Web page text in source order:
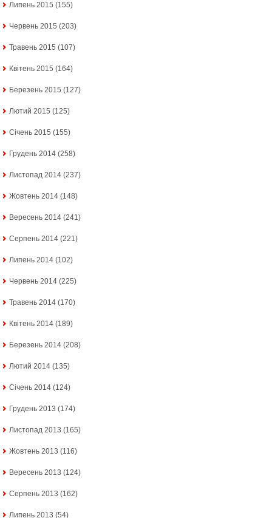
Липень 2015 (155)
Червень 2015 (203)
Травень 2015 (107)
Квітень 2015 (164)
Березень 2015 (127)
Лютий 2015 (125)
Січень 2015 (155)
Грудень 2014 (258)
Листопад 2014 (237)
Жовтень 2014 (148)
Вересень 2014 (241)
Серпень 2014 (221)
Липень 2014 (102)
Червень 2014 (225)
Травень 2014 (170)
Квітень 2014 (189)
Березень 2014 (208)
Лютий 2014 (135)
Січень 2014 (124)
Грудень 2013 (174)
Листопад 2013 (165)
Жовтень 2013 (116)
Вересень 2013 (124)
Серпень 2013 (162)
Липень 2013 (54)